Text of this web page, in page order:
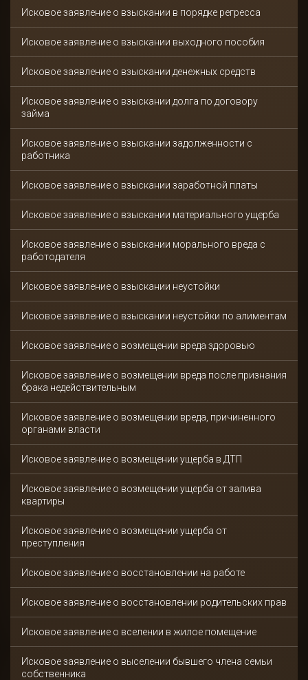
Исковое заявление о взыскании в порядке регресса
Исковое заявление о взыскании выходного пособия
Исковое заявление о взыскании денежных средств
Исковое заявление о взыскании долга по договору
займа
Исковое заявление о взыскании задолженности с
работника
Исковое заявление о взыскании заработной платы
Исковое заявление о взыскании материального ущерба
Исковое заявление о взыскании морального вреда с
работодателя
Исковое заявление о взыскании неустойки
Исковое заявление о взыскании неустойки по алиментам
Исковое заявление о возмещении вреда здоровью
Исковое заявление о возмещении вреда после признания
брака недействительным
Исковое заявление о возмещении вреда, причиненного
органами власти
Исковое заявление о возмещении ущерба в ДТП
Исковое заявление о возмещении ущерба от залива
квартиры
Исковое заявление о возмещении ущерба от
преступления
Исковое заявление о восстановлении на работе
Исковое заявление о восстановлении родительских прав
Исковое заявление о вселении в жилое помещение
Исковое заявление о выселении бывшего члена семьи
собственника